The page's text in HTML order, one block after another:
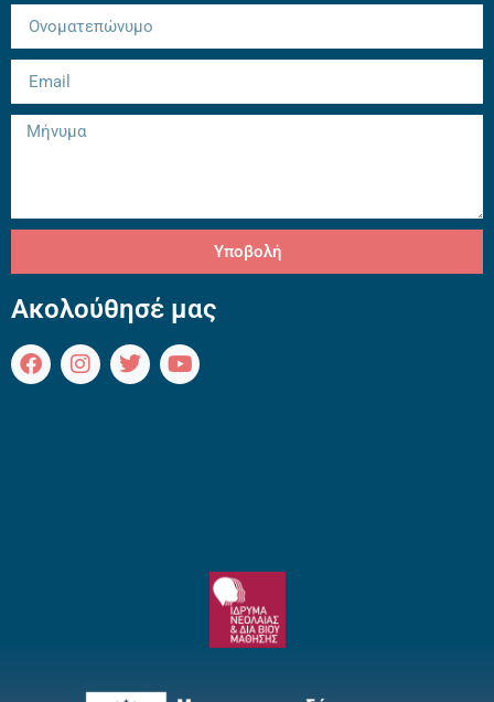
Υποβολή
Ακολούθησέ μας